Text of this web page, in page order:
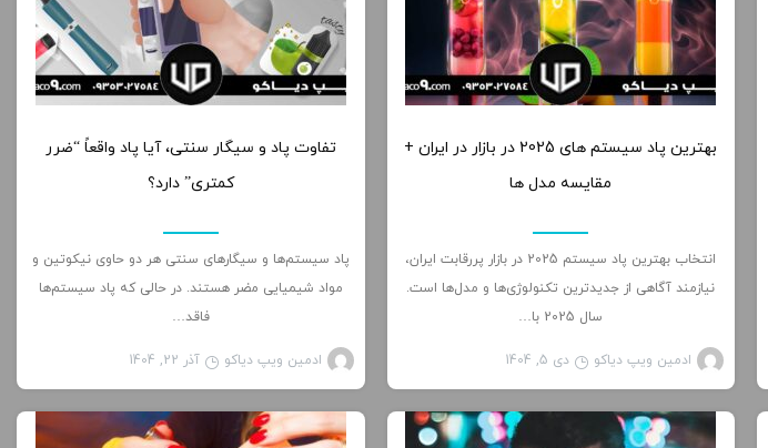
بهترین پاد سیستم های 2025 در بازار در ایران +
مقایسه مدل ها
انتخاب بهترین پاد سیستم 2025 در بازار پررقابت ایران،
نیازمند آگاهی از جدیدترین تکنولوژی‌ها و مدل‌ها است.
سال 2025 با…
ادمین ویپ دیاکو دی 5, 1404
تفاوت پاد و سیگار سنتی، آیا پاد واقعاً “ضرر
کمتری” دارد؟
پاد سیستم‌ها و سیگارهای سنتی هر دو حاوی نیکوتین و
مواد شیمیایی مضر هستند. در حالی که پاد سیستم‌ها
فاقد…
ادمین ویپ دیاکو آذر 22, 1404